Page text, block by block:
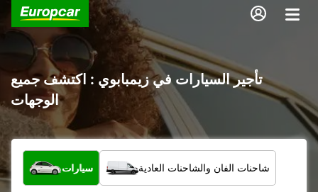
تأجير السيارات في زيمبابوي : اكتشف جميع
الوجهات
ما نوع المركبة؟
سيارات شاحنات الفان والشاحنات العادية